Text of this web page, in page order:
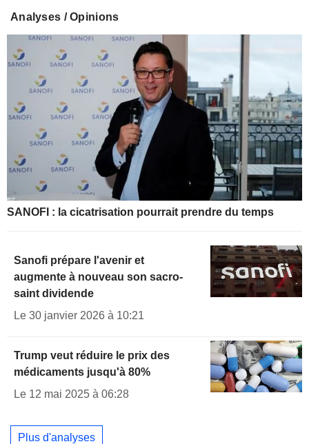
Analyses / Opinions
SANOFI : la cicatrisation pourrait prendre du temps
Sanofi prépare l'avenir et
augmente à nouveau son sacro-
saint dividende
Le 30 janvier 2026 à 10:21
Trump veut réduire le prix des
médicaments jusqu'à 80%
Le 12 mai 2025 à 06:28
Plus d'analyses